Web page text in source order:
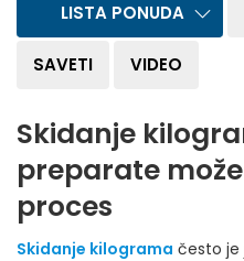
LISTA PONUDA
SAVETI VIDEO
Skidanje
preparate
proces
Skidanje kilograma često je